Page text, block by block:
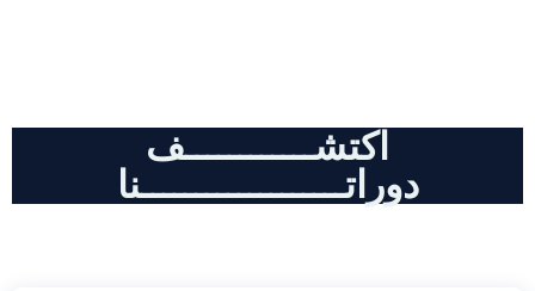
اكتشــــــــــــف
دوراتـــــــــــــــــــنا